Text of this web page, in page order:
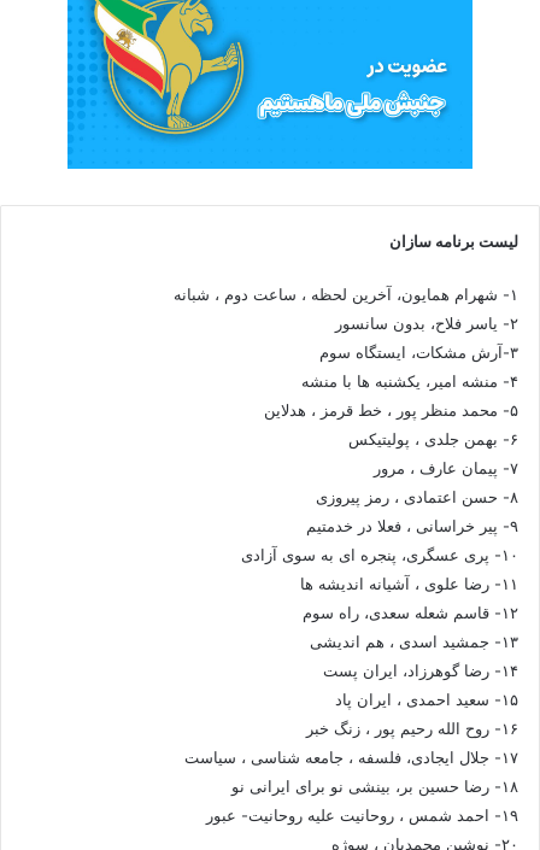
لیست برنامه سازان
۱- شهرام همایون، آخرین لحظه ، ساعت دوم ، شبانه
۲- یاسر فلاح، بدون سانسور
۳-آرش مشکات، ایستگاه سوم
۴- منشه امیر، یکشنبه ها با منشه
۵- محمد منظر پور ، خط قرمز ، هدلاین
۶- بهمن جلدی ، پولیتیکس
۷- پیمان عارف ، مرور
۸- حسن اعتمادی ، رمز پیروزی
۹- پیر خراسانی ، فعلا در خدمتیم
۱۰- پری عسگری، پنجره ای به سوی آزادی
۱۱- رضا علوی ، آشیانه اندیشه ها
۱۲- قاسم شعله سعدی، راه سوم
۱۳- جمشید اسدی ، هم اندیشی
۱۴- رضا گوهرزاد، ایران پست
۱۵- سعید احمدی ، ایران پاد
۱۶- روح الله رحیم پور ، زنگ خبر
۱۷- جلال ایجادی، فلسفه ، جامعه شناسی ، سیاست
۱۸- رضا حسین بر، بینشی نو برای ایرانی نو
۱۹- احمد شمس ، روحانیت علیه روحانیت- عبور
۲۰- نوشین محمدیان ، سوژه